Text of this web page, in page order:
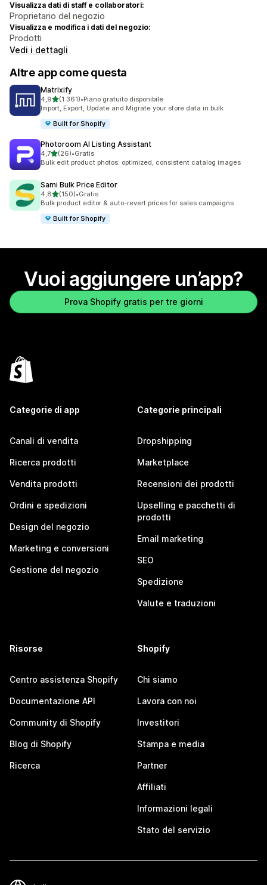
Visualizza dati di staff e collaboratori:
Proprietario del negozio
Visualizza e modifica i dati del negozio:
Prodotti
Vedi i dettagli
Altre app come questa
Matrixify
4,9stelle su 5
(1.361)
1361 recensioni totali
•Piano gratuito disponibile
Import, Export, Update and Migrate your store data in bulk
Built for Shopify
Photoroom AI Listing Assistant
4,7stelle su 5
(26)
26 recensioni totali
•Gratis
Bulk edit product photos: optimized, consistent catalog images
Sami Bulk Price Editor
4,8stelle su 5
(150)
150 recensioni totali
•Gratis
Bulk product editor & auto-revert prices for sales campaigns
Built for Shopify
Vuoi aggiungere un’app?
Prova Shopify gratis per tre giorni
Categorie di app
Canali di vendita
Ricerca prodotti
Vendita prodotti
Ordini e spedizioni
Design del negozio
Marketing e conversioni
Gestione del negozio
Categorie principali
Dropshipping
Marketplace
Recensioni dei prodotti
Upselling e pacchetti di
prodotti
Email marketing
SEO
Spedizione
Valute e traduzioni
Risorse
Centro assistenza Shopify
Documentazione API
Community di Shopify
Blog di Shopify
Ricerca
Shopify
Chi siamo
Lavora con noi
Investitori
Stampa e media
Partner
Affiliati
Informazioni legali
Stato del servizio